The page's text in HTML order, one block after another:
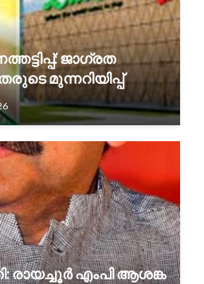
ജാഗ്രത
മുന്നറിയിപ്പ്
രായച്ചൂർ എംപി ആശങ്ക